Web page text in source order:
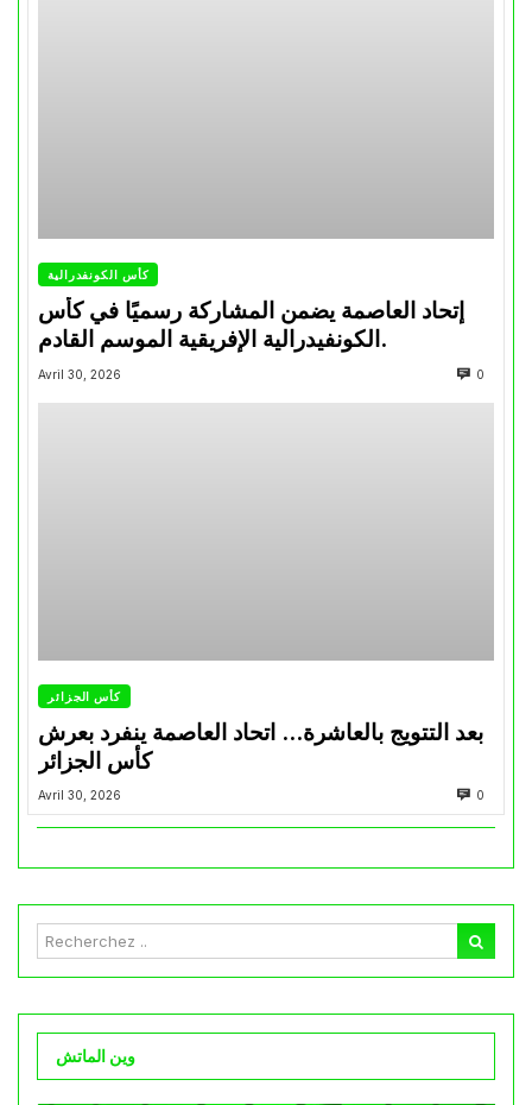
كأس الكونفدرالية
إتحاد العاصمة يضمن المشاركة رسميًا في كأس
الكونفيدرالية الإفريقية الموسم القادم.
Avril 30, 2026 0
كأس الجزائر
بعد التتويج بالعاشرة… اتحاد العاصمة ينفرد بعرش
كأس الجزائر
Avril 30, 2026 0
وين الماتش